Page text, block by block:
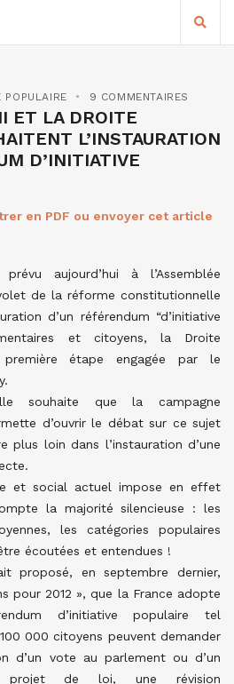
POPULAIRE 9 COMMENTAIRES
ET LA DROITE
L’INSTAURATION
D’INITIATIVE
en PDF ou envoyer cet article
aujourd’hui à l’Assemblée
de la réforme constitutionnelle
d’un référendum “d’initiative
et citoyens, la Droite
étape engagée par le
souhaite que la campagne
d’ouvrir le débat sur ce sujet
plus loin dans l’instauration d’une
et social actuel impose en effet
la majorité silencieuse : les
les catégories populaires
écoutées et entendues !
proposé, en septembre dernier,
pour 2012 », que la France adopte
d’initiative populaire tel
000 citoyens peuvent demander
d’un vote au parlement ou d’un
projet de loi, une révision